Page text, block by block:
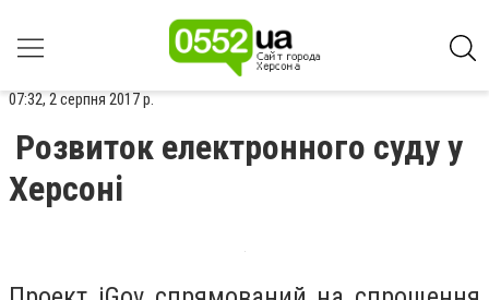
07:32, 2 серпня 2017 р.
Розвиток електронного суду у
Херсоні